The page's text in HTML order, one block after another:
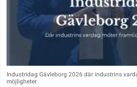
Industridag Gävleborg 2026 där industrins
möjligheter